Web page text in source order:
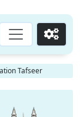
Go
Tafseer